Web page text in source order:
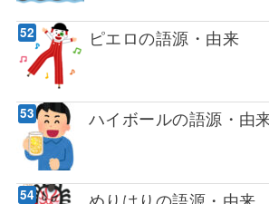
ピエロの語源・由来
ハイボールの語源・由